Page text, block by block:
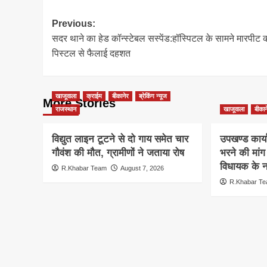
Post
navigation
Previous:
सदर थाने का हेड कॉन्स्टेबल सस्पेंड:हॉस्पिटल के सामने मारपीट
पिस्टल से फैलाई दहशत
More Stories
खाजूवाला क्राईम बीकानेर
ब्रेकिंग न्यूज
राजस्थान
विद्युत लाइन टूटने से दो गाय समेत चार
गौवंश की मौत, ग्रामीणों ने जताया रोष
R.Khabar Team August 7, 2026
खाजूवाला
उपखण्ड
भरने की
विधायक के
R.Khabar